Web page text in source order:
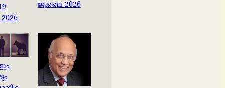
ജൂലൈ 2026